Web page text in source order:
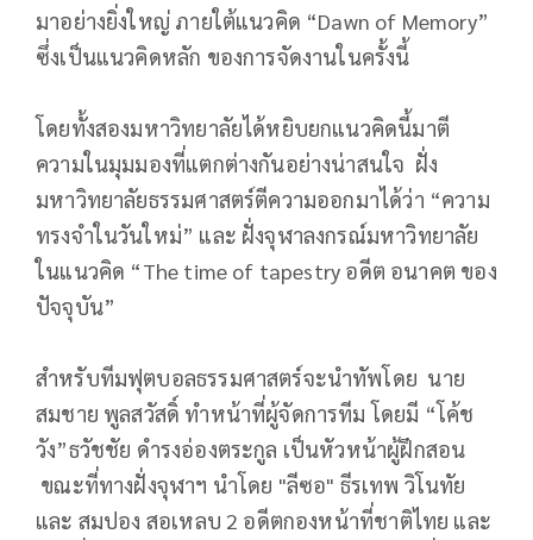
มาอย่างยิ่งใหญ่ ภายใต้แนวคิด “Dawn of Memory”
ซึ่งเป็นแนวคิดหลัก ของการจัดงานในครั้งนี้
โดยทั้งสองมหาวิทยาลัยได้หยิบยกแนวคิดนี้มาตี
ความในมุมมองที่แตกต่างกันอย่างน่าสนใจ ฝั่ง
มหาวิทยาลัยธรรมศาสตร์ตีความออกมาได้ว่า “ความ
ทรงจำในวันใหม่” และ ฝั่งจุฬาลงกรณ์มหาวิทยาลัย
ในแนวคิด “The time of tapestry อดีต อนาคต ของ
ปัจจุบัน”
สำหรับทีมฟุตบอลธรรมศาสตร์จะนำทัพโดย นาย
สมชาย พูลสวัสดิ์ ทำหน้าที่ผู้จัดการทีม โดยมี “โค้ช
วัง”ธวัชชัย ดำรงอ่องตระกูล เป็นหัวหน้าผู้ฝึกสอน
ขณะที่ทางฝั่งจุฬาฯ นำโดย "ลีซอ" ธีรเทพ วิโนทัย
และ สมปอง สอเหลบ 2 อดีตกองหน้าที่ชาติไทย และ